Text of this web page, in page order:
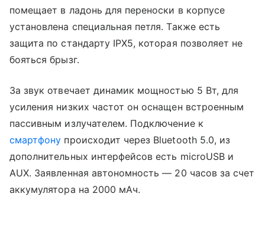
помещает в ладонь для переноски в корпусе
установлена специальная петля. Также есть
защита по стандарту IPX5, которая позволяет не
бояться брызг.
За звук отвечает динамик мощностью 5 Вт, для
усиления низких частот он оснащен встроенным
пассивным излучателем. Подключение к
смартфону происходит через Bluetooth 5.0, из
дополнительных интерфейсов есть microUSB и
AUX. Заявленная автономность — 20 часов за счет
аккумулятора на 2000 мАч.